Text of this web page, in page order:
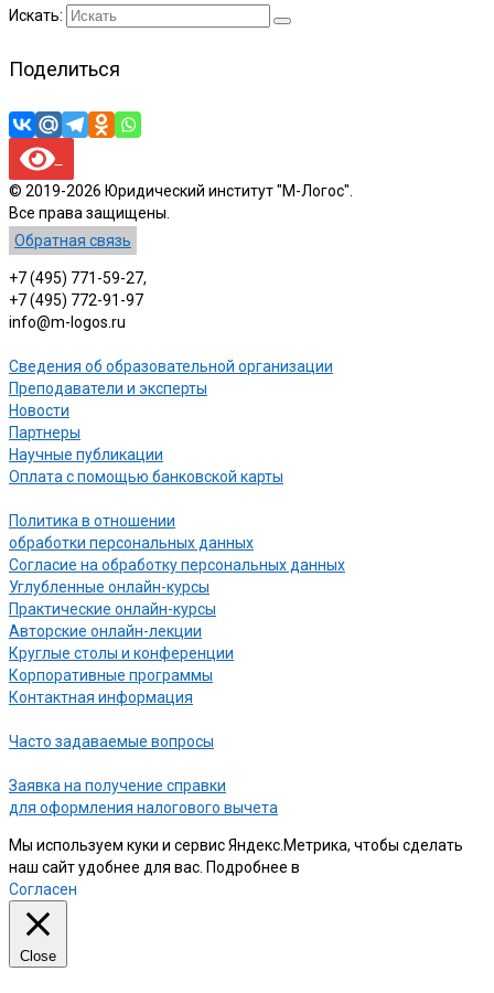
Искать:
Поделиться
© 2019-2026 Юридический институт "М-Логос".
Все права защищены.
Обратная связь
+7 (495) 771-59-27,
+7 (495) 772-91-97
info@m-logos.ru
Сведения об образовательной организации
Преподаватели и эксперты
Новости
Партнеры
Научные публикации
Оплата с помощью банковской карты
Политика в отношении
обработки персональных данных
Согласие на обработку персональных данных
Углубленные онлайн-курсы
Практические онлайн-курсы
Авторские онлайн-лекции
Круглые столы и конференции
Корпоративные программы
Контактная информация
Часто задаваемые вопросы
Заявка на получение справки
для оформления налогового вычета
Мы используем куки и сервис Яндекс.Метрика, чтобы сделать
наш сайт удобнее для вас. Подробнее в
Согласен
Close